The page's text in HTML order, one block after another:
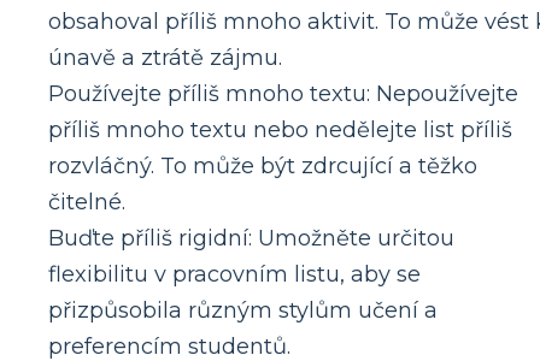
obsahoval příliš mnoho aktivit. To může vést
únavě a ztrátě zájmu.
Používejte příliš mnoho textu: Nepoužívejte
příliš mnoho textu nebo nedělejte list příliš
rozvláčný. To může být zdrcující a těžko
čitelné.
Buďte příliš rigidní: Umožněte určitou
flexibilitu v pracovním listu, aby se
přizpůsobila různým stylům učení a
preferencím studentů.